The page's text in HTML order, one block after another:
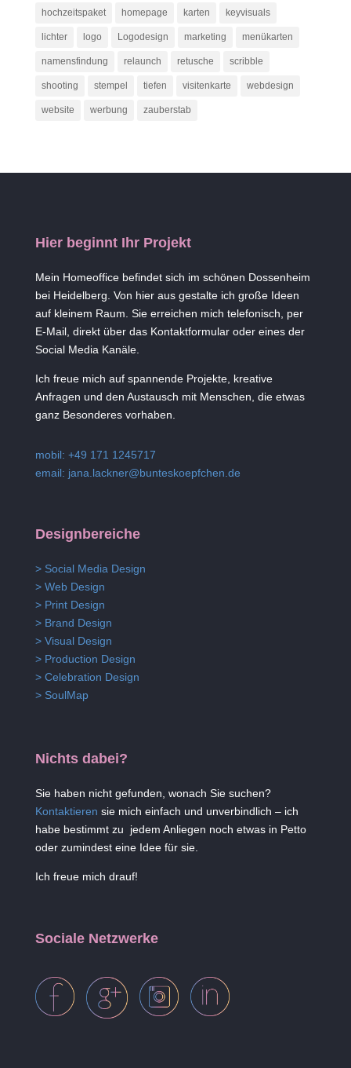
hochzeitspaket homepage karten keyvisuals
lichter logo Logodesign marketing menükarten
namensfindung relaunch retusche scribble
shooting stempel tiefen visitenkarte webdesign
website werbung zauberstab
Hier beginnt Ihr Projekt
Mein Homeoffice befindet sich im schönen Dossenheim
bei Heidelberg. Von hier aus gestalte ich große Ideen
auf kleinem Raum. Sie erreichen mich telefonisch, per
E-Mail, direkt über das Kontaktformular oder eines der
Social Media Kanäle.
Ich freue mich auf spannende Projekte, kreative
Anfragen und den Austausch mit Menschen, die etwas
ganz Besonderes vorhaben.
mobil: +49 171 1245717
email: jana.lackner@bunteskoepfchen.de
Designbereiche
> Social Media Design
> Web Design
> Print Design
> Brand Design
> Visual Design
> Production Design
> Celebration Design
> SoulMap
Nichts dabei?
Sie haben nicht gefunden, wonach Sie suchen?
Kontaktieren sie mich einfach und unverbindlich – ich
habe bestimmt zu jedem Anliegen noch etwas in Petto
oder zumindest eine Idee für sie.
Ich freue mich drauf!
Sociale Netzwerke